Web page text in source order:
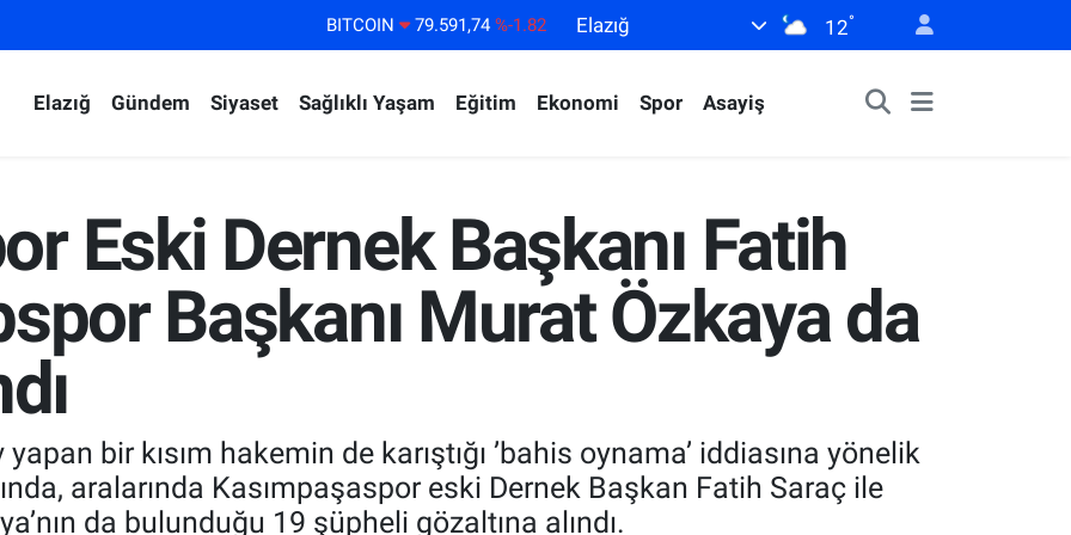
DOLAR
45,43620 %0.02
STERLİN
61,60380
Elazığ 12°
Elazığ Gündem Siyaset Sağlıklı Yaşam Eğitim Ekonomi Spor Asayiş
Eski Dernek Başkanı Fatih
Başkanı Murat Özkaya da
bir kısım hakemin de karıştığı ’bahis oynama’ iddiasına yönelik
aralarında Kasımpaşaspor eski Dernek Başkan Fatih Saraç ile
da bulunduğu 19 şüpheli gözaltına alındı.